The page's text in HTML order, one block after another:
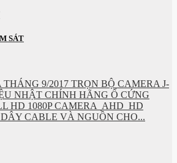
SÁT
9/2017 TRỌN BỘ CAMERA J-
NHẬT CHÍNH HÃNG Ổ CỨNG
HD 1080P CAMERA AHD HD
CABLE VÀ NGUỒN CHO...